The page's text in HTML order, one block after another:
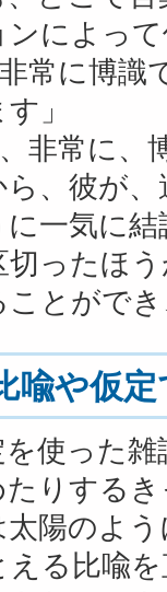
ンによっ
非常に博
」
、非常に
、彼が
一気に
ったほ
とがで
喩や仮
使った
たりする
太陽のよ
える比喩